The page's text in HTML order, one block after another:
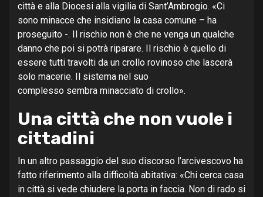
città e alla Diocesi alla vigilia di Sant’Ambrogio. «Ci
sono minacce che insidiano la casa comune – ha
proseguito -. Il rischio non è che ne venga un qualche
danno che poi si potrà riparare. Il rischio è quello di
essere tutti travolti da un crollo rovinoso che lascerà
solo macerie. Il sistema nel suo
complesso sembra minacciato di crollo».
Una città che non vuole i
cittadini
In un altro passaggio del suo discorso l’arcivescovo ha
fatto riferimento alla difficoltà abitativa: «Chi cerca casa
in città si vede chiudere la porta in faccia. Non di rado si